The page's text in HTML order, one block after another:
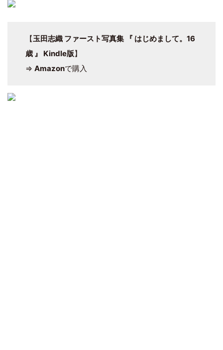
【玉田志織 ファースト写真集 『 はじめまして。16
歳 』 Kindle版】
⇒ Amazonで購入